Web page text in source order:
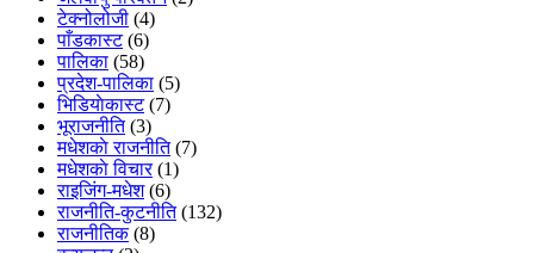
टेक्नोलोजी (4)
पाँडकास्ट(6)
पालिका (58)
प्रदेश-पालिका (5)
भिडियाेकास्ट(7)
भूराजनीति(3)
मधेशकाे राजनीति(7)
मधेशकाे विचार(1)
राइजिंग-मधेश(6)
राजनीति-कुटनीति(132)
राजनीतिक(8)